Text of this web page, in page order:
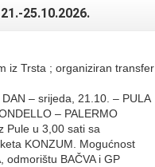
25.10.2026.
iz Trsta ; organiziran transfer
– srijeda, 21.10. – PULA
– PALERMO
Pule u 3,00 sati sa
KONZUM. Mogućnost
odmorištu BAČVA i GP